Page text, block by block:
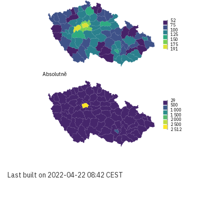
52
75
100
125
150
175
191
29
500
1 000
1 500
2 000
2 500
2 512
Absolutně
Last built on 2022-04-22 08:42 CEST